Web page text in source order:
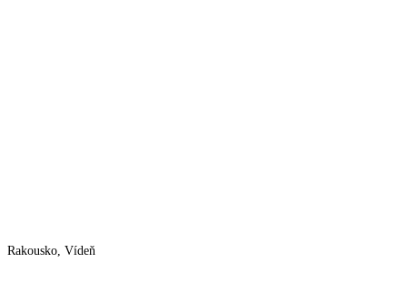
Rakousko, Vídeň